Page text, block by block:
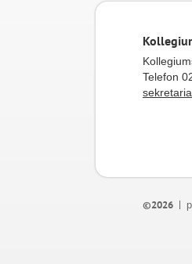
Telefon
©2026